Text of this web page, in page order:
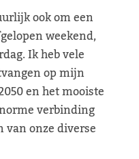
ook om een
weekend,
Ik heb vele
op mijn
en het mooiste
verbinding
onze diverse